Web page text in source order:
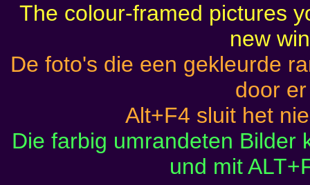
The colour-framed pictures
new
De foto's die een gekleurde
door
Alt+F4 sluit het
Die farbig umrandeten Bilder
und mit